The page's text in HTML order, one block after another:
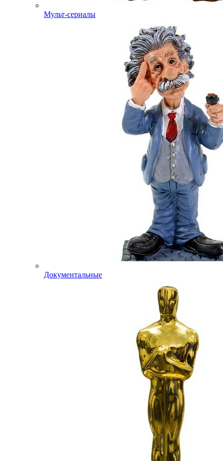
Мульт-сериалы
Документальные